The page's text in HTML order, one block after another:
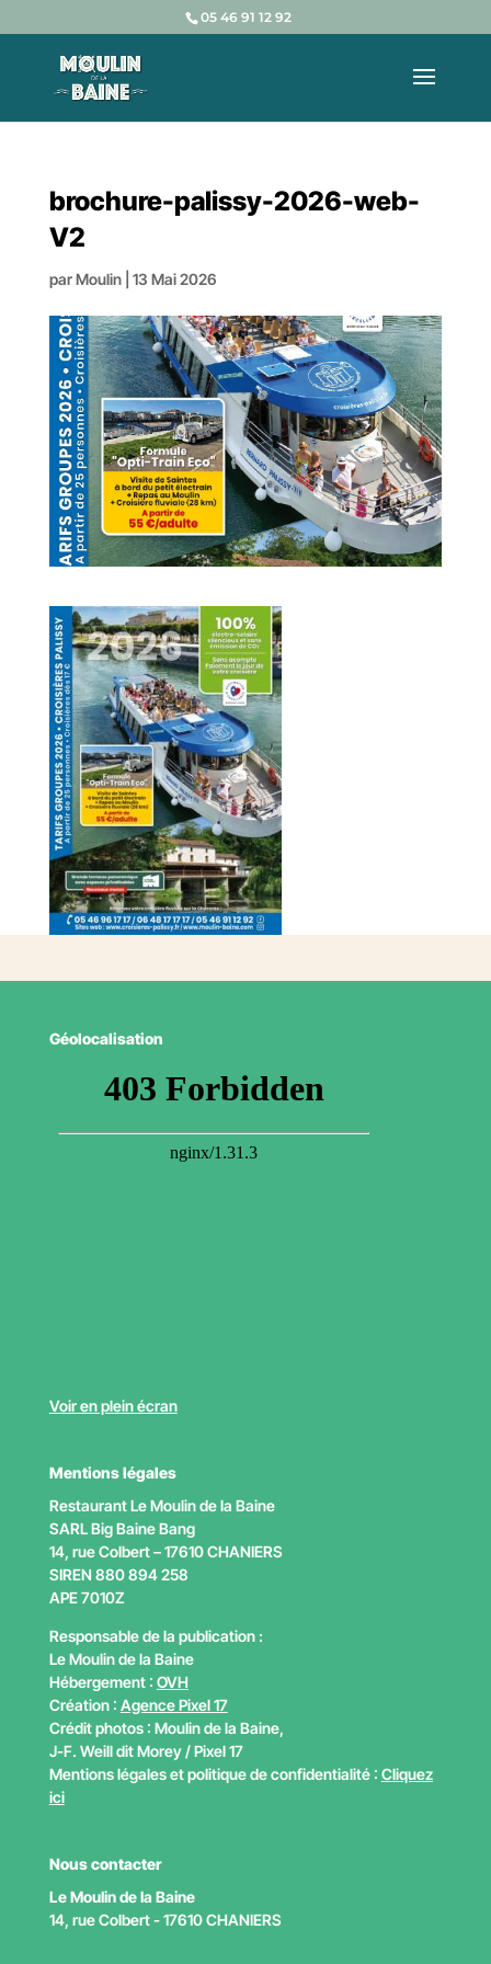
05 46 91 12 92
brochure-palissy-2026-web-
V2
parMoulin| 13 Mai 2026
Géolocalisation
Voir en plein écran
Mentions légales
Restaurant Le Moulin de la Baine
SARL Big Baine Bang
14, rue Colbert – 17610 CHANIERS
SIREN 880 894 258
APE7010Z
Responsable de la publication :
Le Moulin de la Baine
Hébergement : OVH
Création : Agence Pixel 17
Crédit photos : Moulin de la Baine,
J-F. Weill dit Morey / Pixel 17
Mentions légales et politique de confidentialité : Cliquez
ici
Nous contacter
Le Moulin de la Baine
14, rue Colbert - 17610 CHANIERS